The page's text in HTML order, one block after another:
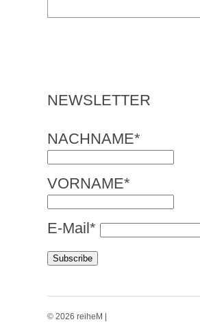
NEWSLETTER
NACHNAME*
VORNAME*
E-Mail*
© 2026 reiheM |